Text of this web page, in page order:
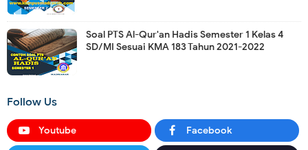
Soal PTS Al-Qur'an Hadis Semester 1 Kelas 4
SD/MI Sesuai KMA 183 Tahun 2021-2022
Follow Us
Youtube Facebook